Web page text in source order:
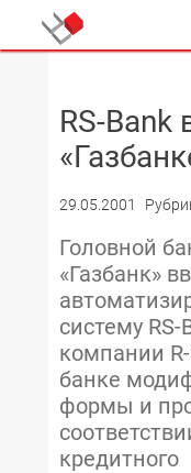
RS-Bank
29.05.2001
Головной
«Газбанк»
систему RS-
компании
банке
формы и
кредитного